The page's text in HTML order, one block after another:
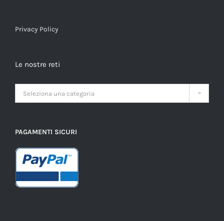
Privacy Policy
Le nostre reti
Seleziona una categoria
PAGAMENTI SICURI